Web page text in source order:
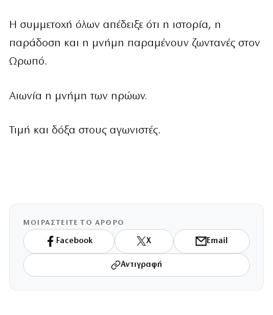
Η συμμετοχή όλων απέδειξε ότι η ιστορία, η
παράδοση και η μνήμη παραμένουν ζωντανές στον
Ωρωπό.
Αιωνία η μνήμη των ηρώων.
Τιμή και δόξα στους αγωνιστές.
ΜΟΙΡΑΣΤΕΙΤΕ ΤΟ ΑΡΘΡΟ
Facebook X Email
Αντιγραφή